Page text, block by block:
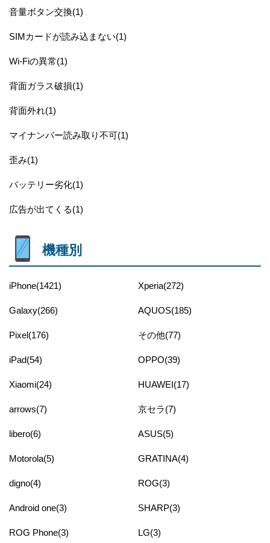
音量ボタン交換(1)
SIMカードが読み込まない(1)
Wi-Fiの異常(1)
背面ガラス破損(1)
背面外れ(1)
マイナンバー読み取り不可(1)
歪み(1)
バッテリー劣化(1)
広告が出てくる(1)
機種別
iPhone(1421) Xperia(272)
Galaxy(266) AQUOS(185)
Pixel(176) その他(77)
iPad(54) OPPO(39)
Xiaomi(24) HUAWEI(17)
arrows(7) 京セラ(7)
libero(6) ASUS(5)
Motorola(5) GRATINA(4)
digno(4) ROG(3)
Android one(3) SHARP(3)
ROG Phone(3) LG(3)